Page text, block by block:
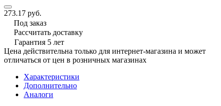
273.17 руб.
Под заказ
Рассчитать доставку
Гарантия 5 лет
Цена действительна только для интернет-магазина и может
отличаться от цен в розничных магазинах
Характеристики
Дополнительно
Аналоги